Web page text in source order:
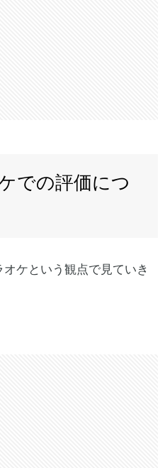
での評価につ
ケという観点で見ていき